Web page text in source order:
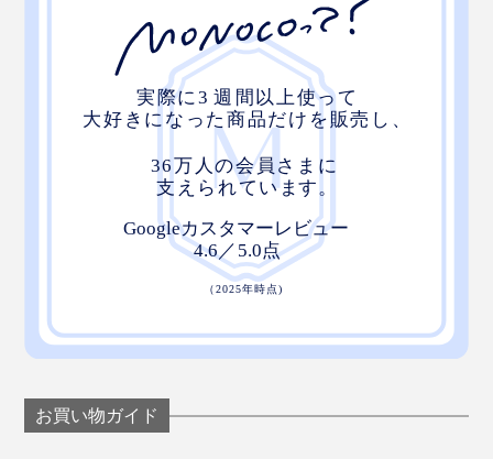
お買い物ガイド